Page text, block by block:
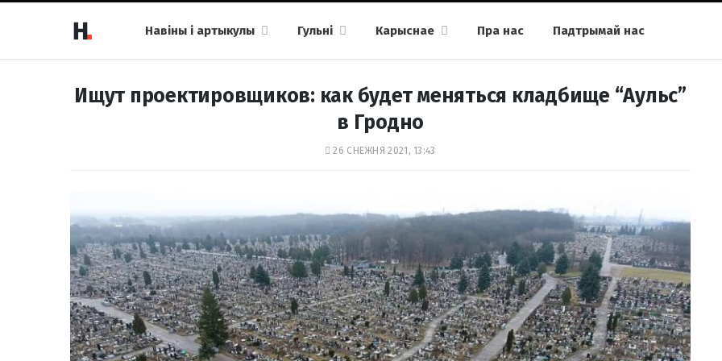
Навіны і артыкулы Гульні Карыснае Пра нас Падтрымай нас
Ищут проектировщиков: как будет меняться кладбище “Аульс”
в Гродно
26 СНЕЖНЯ 2021, 13:43